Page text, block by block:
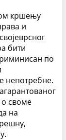
кршењу
и
бити
по
непотребне.
о своме
на